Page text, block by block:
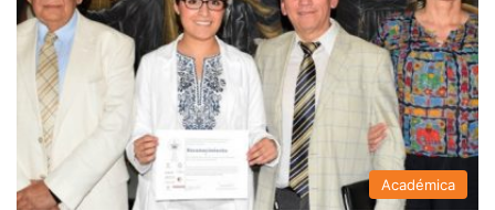
Académica